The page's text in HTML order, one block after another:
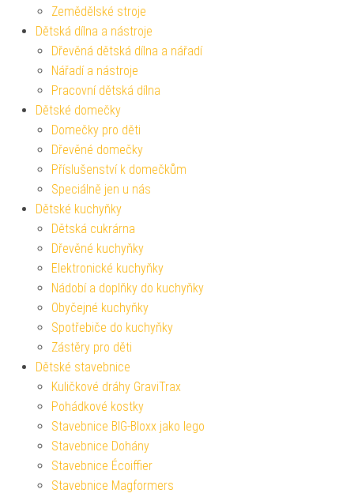
Zemědělské stroje
Dětská dílna a nástroje
Dřevěná dětská dílna a nářadí
Nářadí a nástroje
Pracovní dětská dílna
Dětské domečky
Domečky pro děti
Dřevěné domečky
Příslušenství k domečkům
Speciálně jen u nás
Dětské kuchyňky
Dětská cukrárna
Dřevěné kuchyňky
Elektronické kuchyňky
Nádobí a doplňky do kuchyňky
Obyčejné kuchyňky
Spotřebiče do kuchyňky
Zástěry pro děti
Dětské stavebnice
Kuličkové dráhy GraviTrax
Pohádkové kostky
Stavebnice BIG-Bloxx jako lego
Stavebnice Dohány
Stavebnice Écoiffier
Stavebnice Magformers